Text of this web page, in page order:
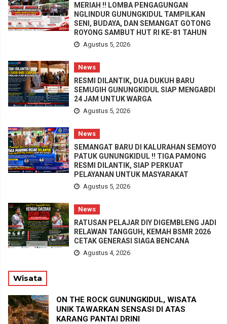
MERIAH !! LOMBA PENGAGUNGAN
NGLINDUR GUNUNGKIDUL TAMPILKAN
SENI, BUDAYA, DAN SEMANGAT GOTONG
ROYONG SAMBUT HUT RI KE-81 TAHUN
Agustus 5, 2026
News
RESMI DILANTIK, DUA DUKUH BARU
SEMUGIH GUNUNGKIDUL SIAP MENGABDI
24 JAM UNTUK WARGA
Agustus 5, 2026
News
SEMANGAT BARU DI KALURAHAN SEMOYO
PATUK GUNUNGKIDUL !! TIGA PAMONG
RESMI DILANTIK, SIAP PERKUAT
PELAYANAN UNTUK MASYARAKAT
Agustus 5, 2026
News
RATUSAN PELAJAR DIY DIGEMBLENG JADI
RELAWAN TANGGUH, KEMAH BSMR 2026
CETAK GENERASI SIAGA BENCANA
Agustus 4, 2026
Wisata
ON THE ROCK GUNUNGKIDUL, WISATA
UNIK TAWARKAN SENSASI DI ATAS
KARANG PANTAI DRINI